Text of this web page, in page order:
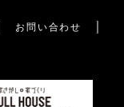
お問い合わせ